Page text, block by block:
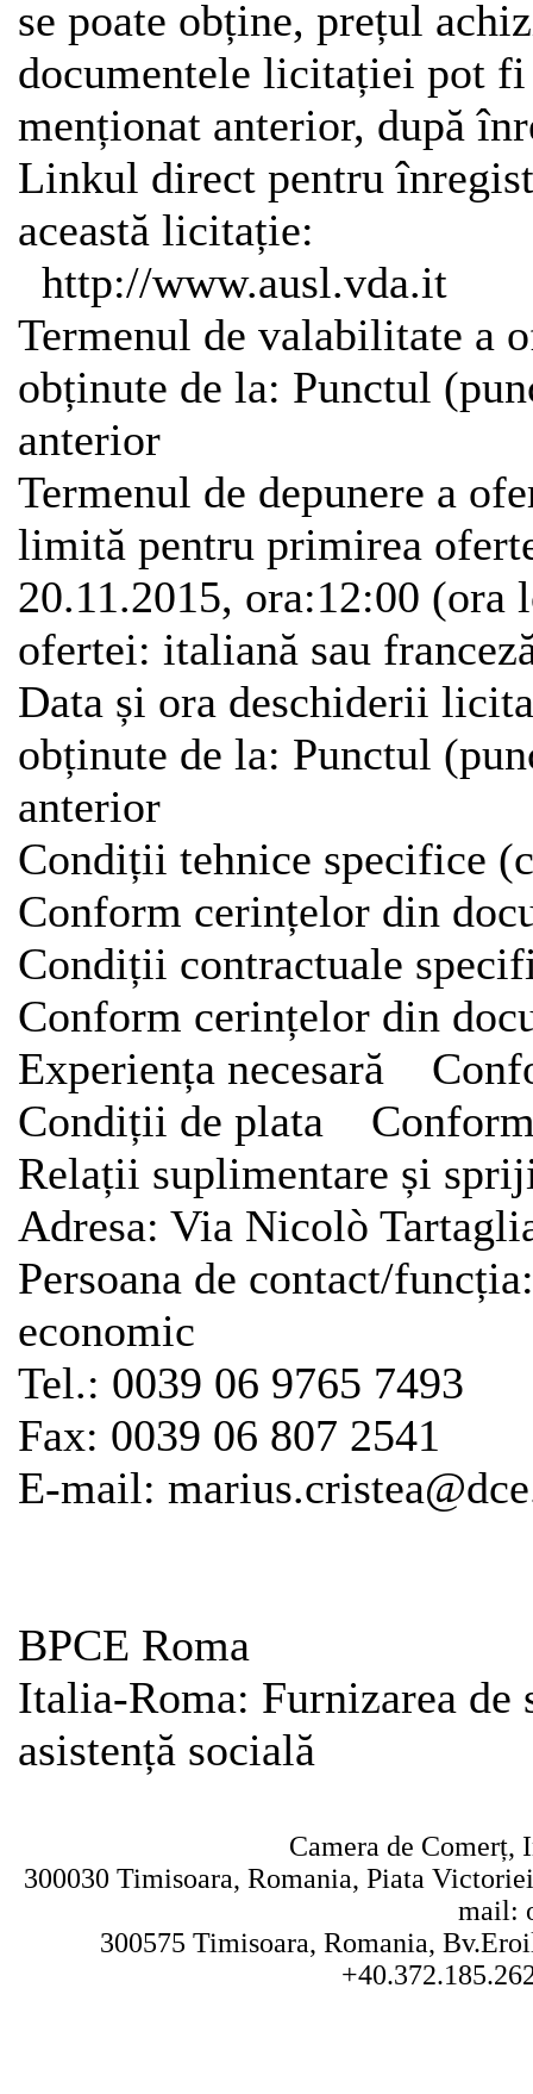
se poate obține, prețul
documentele licitației pot
menționat anterior, după
Linkul direct pentru
această licitație:
http://www.ausl.vda.it
Termenul de valabilitate
obținute de la: Punctul
anterior
Termenul de depunere a
limită pentru primirea
20.11.2015, ora:12:00 (ora
ofertei: italiană sau
Data și ora deschiderii
obținute de la: Punctul
anterior
Condiții tehnice specifice
Conform cerințelor din
Condiții contractuale
Conform cerințelor din
Experiența necesară
Condiții de plata
Relații suplimentare și
Adresa: Via Nicolò
Persoana de contact/
economic
Tel.: 0039 06 9765 7493
Fax: 0039 06 807 2541
E-mail:
BPCE Roma
Italia-Roma: Furnizarea
asistență socială
Camera de
300030 Timisoara, Romania, Piata
mail:
300575 Timisoara, Romania,